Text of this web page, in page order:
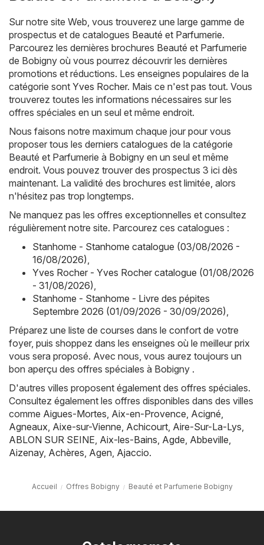
Sur notre site Web, vous trouverez une large gamme de
prospectus et de catalogues Beauté et Parfumerie.
Parcourez les dernières brochures Beauté et Parfumerie
de Bobigny où vous pourrez découvrir les dernières
promotions et réductions. Les enseignes populaires de la
catégorie sont Yves Rocher. Mais ce n'est pas tout. Vous
trouverez toutes les informations nécessaires sur les
offres spéciales en un seul et même endroit.
Nous faisons notre maximum chaque jour pour vous
proposer tous les derniers catalogues de la catégorie
Beauté et Parfumerie à Bobigny en un seul et même
endroit. Vous pouvez trouver des prospectus 3 ici dès
maintenant. La validité des brochures est limitée, alors
n'hésitez pas trop longtemps.
Ne manquez pas les offres exceptionnelles et consultez
régulièrement notre site. Parcourez ces catalogues :
Stanhome - Stanhome catalogue (03/08/2026 -
16/08/2026),
Yves Rocher - Yves Rocher catalogue (01/08/2026
- 31/08/2026),
Stanhome - Stanhome - Livre des pépites
Septembre 2026 (01/09/2026 - 30/09/2026),
Préparez une liste de courses dans le confort de votre
foyer, puis shoppez dans les enseignes où le meilleur prix
vous sera proposé. Avec nous, vous aurez toujours un
bon aperçu des offres spéciales à Bobigny .
D'autres villes proposent également des offres spéciales.
Consultez également les offres disponibles dans des villes
comme Aigues-Mortes, Aix-en-Provence, Acigné,
Agneaux, Aixe-sur-Vienne, Achicourt, Aire-Sur-La-Lys,
ABLON SUR SEINE, Aix-les-Bains, Agde, Abbeville,
Aizenay, Achères, Agen, Ajaccio.
Accueil Offres Bobigny Beauté et Parfumerie Bobigny